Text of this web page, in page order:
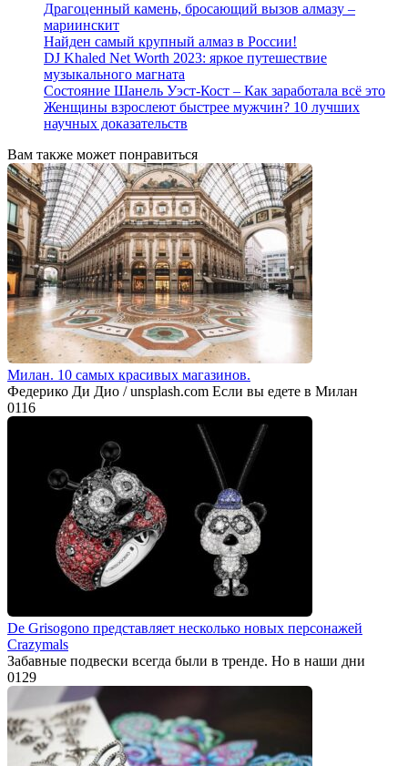
Драгоценный камень, бросающий вызов алмазу –
мариинскит
Найден самый крупный алмаз в России!
DJ Khaled Net Worth 2023: яркое путешествие
музыкального магната
Состояние Шанель Уэст-Кост – Как заработала всё это
Женщины взрослеют быстрее мужчин? 10 лучших
научных доказательств
Вам также может понравиться
Милан. 10 самых красивых магазинов.
Федерико Ди Дио / unsplash.com Если вы едете в Милан
0116
De Grisogono представляет несколько новых персонажей
Crazymals
Забавные подвески всегда были в тренде. Но в наши дни
0129